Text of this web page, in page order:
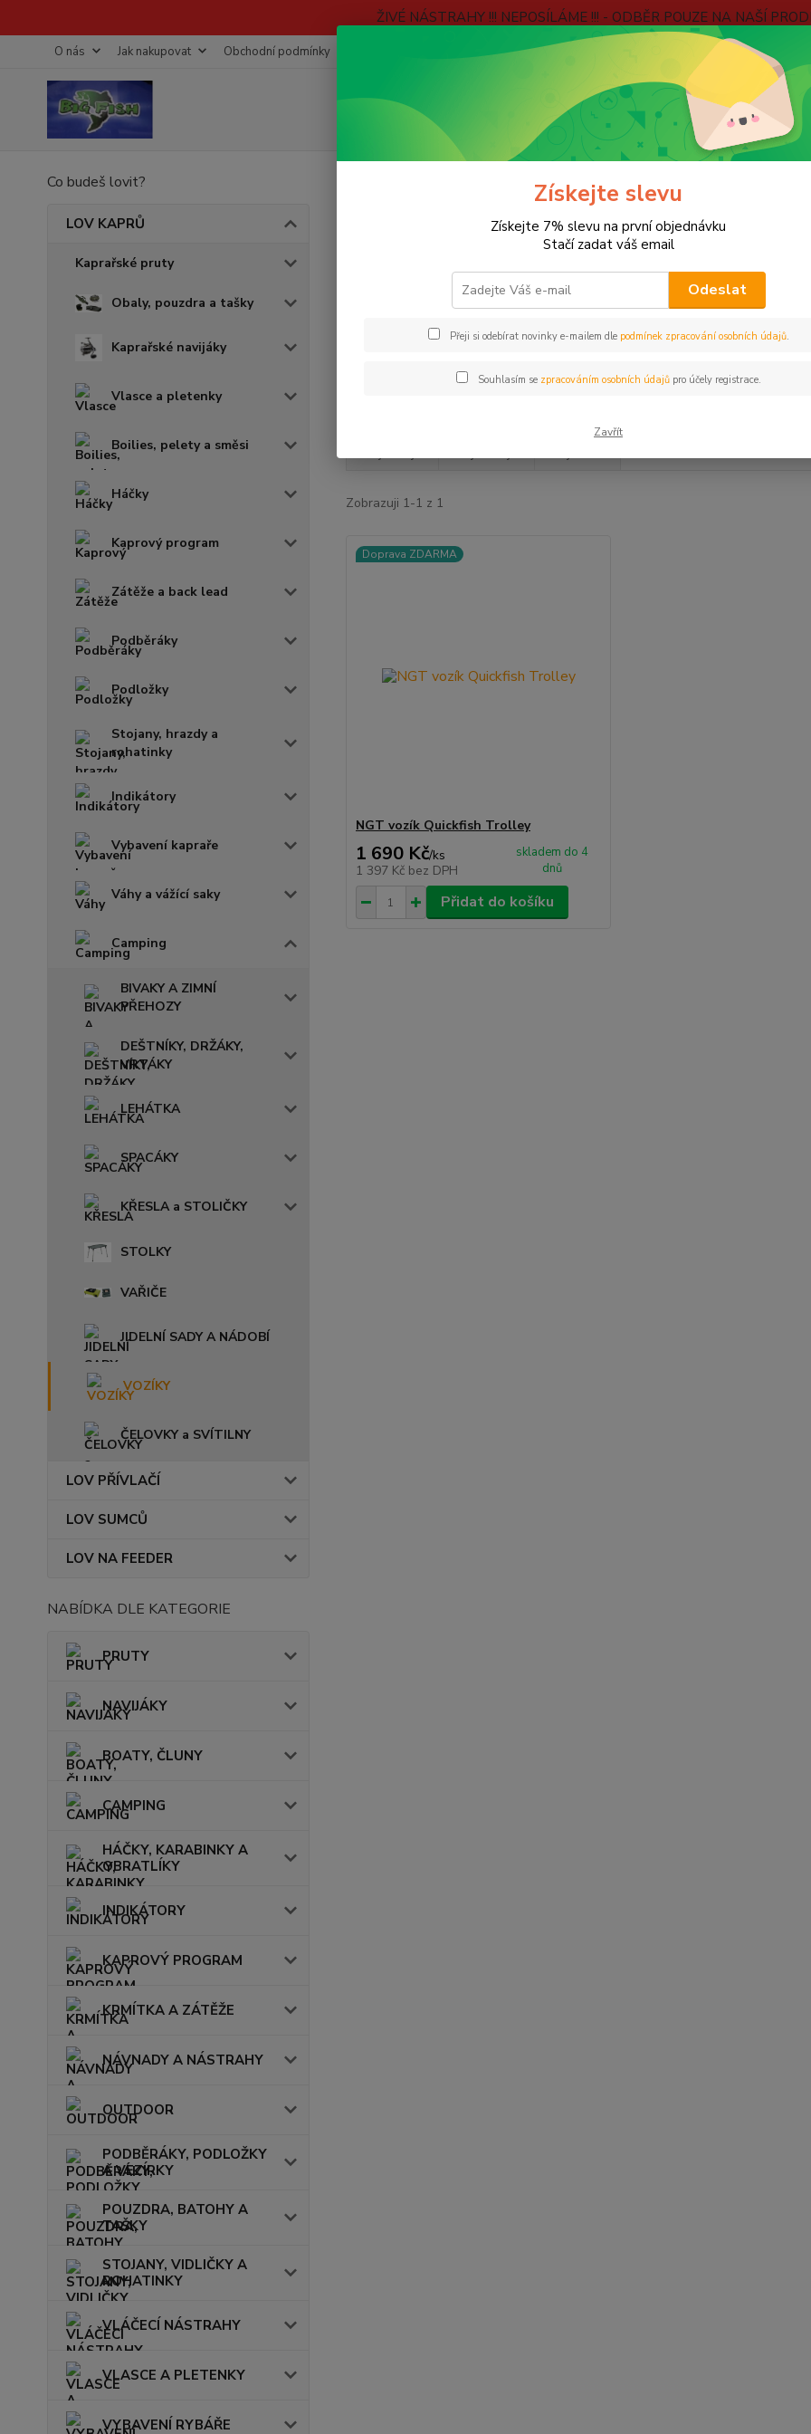
ŽIVÉ NÁSTRAHY !!! NEPOSÍLÁME !!! - ODBĚR POUZE NA NAŠÍ
O nás Jak nakupovat Obchodní podmínky Jak ověřujeme hodnocení? Věrnostní program
Hledat
Co budeš lovit?
LOV KAPRŮ
Kaprařské pruty
Obaly, pouzdra a tašky
Kaprařské navijáky
Vlasce a pletenky
Boilies, pelety a směsi
Háčky
Kaprový program
Zátěže a back lead
Podběráky
Podložky
Stojany, hrazdy a
rohatinky
Indikátory
Vybavení kapraře
Váhy a vážící saky
Camping
BIVAKY A ZIMNÍ
PŘEHOZY
DEŠTNÍKY, DRŽÁKY,
VRTÁKY
LEHÁTKA
SPACÁKY
KŘESLA a STOLIČKY
STOLKY
VAŘIČE
JIDELNÍ SADY A NÁDOBÍ
VOZÍKY
ČELOVKY a SVÍTILNY
LOV PŘÍVLAČÍ
LOV SUMCŮ
LOV NA FEEDER
NABÍDKA DLE KATEGORIE
PRUTY
NAVIJÁKY
BOATY, ČLUNY
CAMPING
HÁČKY, KARABINKY A
OBRATLÍKY
INDIKÁTORY
KAPROVÝ PROGRAM
KRMÍTKA A ZÁTĚŽE
NÁVNADY A NÁSTRAHY
OUTDOOR
PODBĚRÁKY, PODLOŽKY
A VEZÍRKY
POUZDRA, BATOHY A
TAŠKY
STOJANY, VIDLIČKY A
ROHATINKY
VLÁČECÍ NÁSTRAHY
VLASCE A PLETENKY
VYBAVENÍ RYBÁŘE
Camping VOZÍKY
Kč Od
Zobrazuji 1-1 z 1
Doprava ZDARMA
NGT vozík Quickfish Trolley
1 690 Kč/ks
1 397 Kč bez DPH
skladem do 4
dnů
Přidat do košíku
Získejte slevu
Získejte 7% slevu na první objednávku
Stačí zadat váš email
Odeslat
Přeji si odebírat novinky e-mailem dle podmínek zpracování osobních údajů.
Souhlasím se zpracováním osobních údajůpro účely registrace.
Zavřít